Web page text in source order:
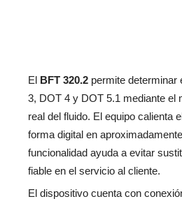
El BFT 320.2 permite determinar
3, DOT 4 y DOT 5.1 mediante el
real del fluido. El equipo calienta
forma digital en aproximadamente
funcionalidad ayuda a evitar
fiable en el servicio al cliente.
El dispositivo cuenta con